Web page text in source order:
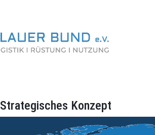
Strategisches Konzept